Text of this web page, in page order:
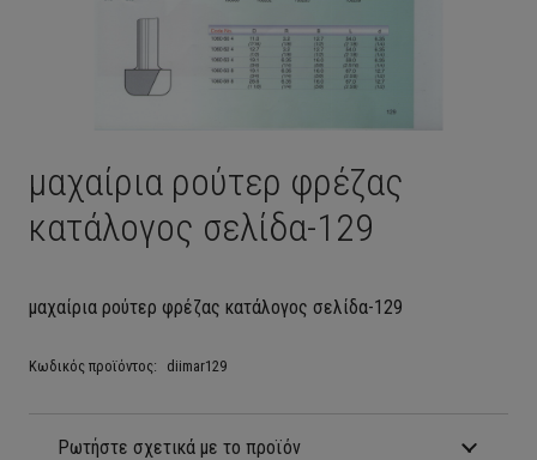
μαχαίρια ρούτερ φρέζας
κατάλογος σελίδα-129
μαχαίρια ρούτερ φρέζας κατάλογος σελίδα-129
Κωδικός προϊόντος: diimar129
Ρωτήστε σχετικά με το προϊόν